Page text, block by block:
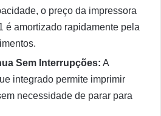
o preço da impressora
é amortizado rapidamente pela
Sem Interrupções: A
integrado permite imprimir
necessidade de parar para